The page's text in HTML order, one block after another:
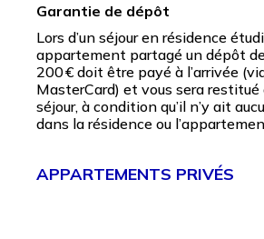
Garantie de dépôt
Lors d’un séjour en résidence
appartement partagé un dépôt
200 € doit être payé à l’arrivée
MasterCard) et vous sera
séjour, à condition qu’il n’y ait
dans la résidence ou
APPARTEMENTS PRIVÉS